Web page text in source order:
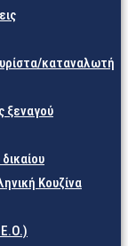
καταναλωτή
ξεναγού
Κουζίνα